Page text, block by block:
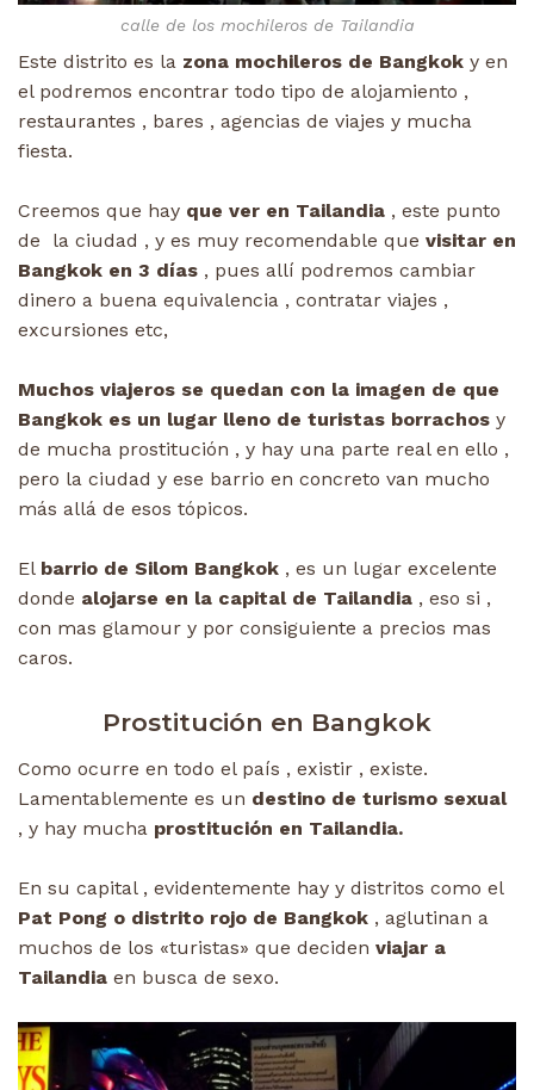
calle de los mochileros de Tailandia
Este distrito es la zona mochileros de Bangkok y en
el podremos encontrar todo tipo de alojamiento ,
restaurantes , bares , agencias de viajes y mucha
fiesta.
Creemos que hay que ver en Tailandia , este punto
de la ciudad , y es muy recomendable que visitar en
Bangkok en 3 días , pues allí podremos cambiar
dinero a buena equivalencia , contratar viajes ,
excursiones etc,
Muchos viajeros se quedan con la imagen de que
Bangkok es un lugar lleno de turistas borrachos y
de mucha prostitución , y hay una parte real en ello ,
pero la ciudad y ese barrio en concreto van mucho
más allá de esos tópicos.
El barrio de Silom Bangkok , es un lugar excelente
donde alojarse en la capital de Tailandia , eso si ,
con mas glamour y por consiguiente a precios mas
caros.
Prostitución en Bangkok
Como ocurre en todo el país , existir , existe.
Lamentablemente es un destino de turismo sexual
, y hay mucha prostitución en Tailandia.
En su capital , evidentemente hay y distritos como el
Pat Pong o distrito rojo de Bangkok , aglutinan a
muchos de los «turistas» que deciden viajar a
Tailandia en busca de sexo.